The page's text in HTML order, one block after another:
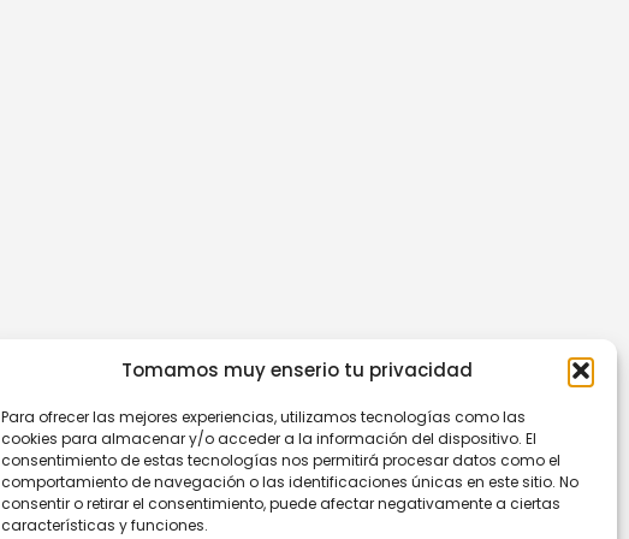
Tomamos muy enserio tu privacidad
Para ofrecer las mejores experiencias, utilizamos tecnologías como las
cookies para almacenar y/o acceder a la información del dispositivo. El
consentimiento de estas tecnologías nos permitirá procesar datos como el
comportamiento de navegación o las identificaciones únicas en este sitio. No
consentir o retirar el consentimiento, puede afectar negativamente a ciertas
características y funciones.